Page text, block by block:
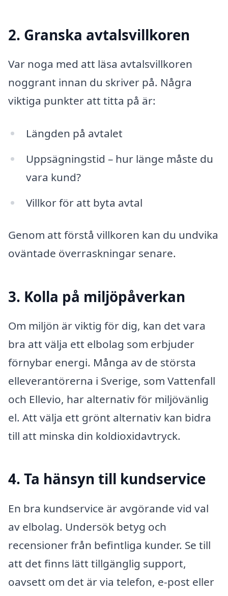
2. Granska avtalsvillkoren
Var noga med att läsa avtalsvillkoren
noggrant innan du skriver på. Några
viktiga punkter att titta på är:
Längden på avtalet
Uppsägningstid – hur länge måste du
vara kund?
Villkor för att byta avtal
Genom att förstå villkoren kan du undvika
oväntade överraskningar senare.
3. Kolla på miljöpåverkan
Om miljön är viktig för dig, kan det vara
bra att välja ett elbolag som erbjuder
förnybar energi. Många av de största
elleverantörerna i Sverige, som Vattenfall
och Ellevio, har alternativ för miljövänlig
el. Att välja ett grönt alternativ kan bidra
till att minska din koldioxidavtryck.
4. Ta hänsyn till kundservice
En bra kundservice är avgörande vid val
av elbolag. Undersök betyg och
recensioner från befintliga kunder. Se till
att det finns lätt tillgänglig support,
oavsett om det är via telefon, e-post eller